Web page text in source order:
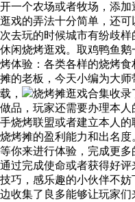
开一个农场或者牧场，添加
逛戏的弄法十分简单，还
次去玩的时候城市有纷歧
休闲烧烤逛戏。取鸡鸭鱼
烤体验：各类各样的烧烤
摊的老板，今天小编为大
载，
烧烤摊逛戏合集收
做品，玩家还需要办理本
手烧烤联盟或者建立本人
烧烤摊的盈利能力和出名
等你来进行体验，完成更
通过完成使命或者获得好
技巧，感乐趣的小伙伴不
边收集了良多能够让玩家